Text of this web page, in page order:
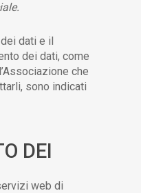
dati e il
dei dati, come
che
sono indicati
DEI
web di